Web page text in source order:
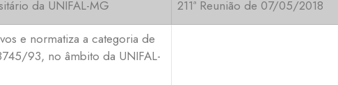
da UNIFAL-MG 211ª Reunião de 07/05/2018
e normatiza a categoria de
93, no âmbito da UNIFAL-